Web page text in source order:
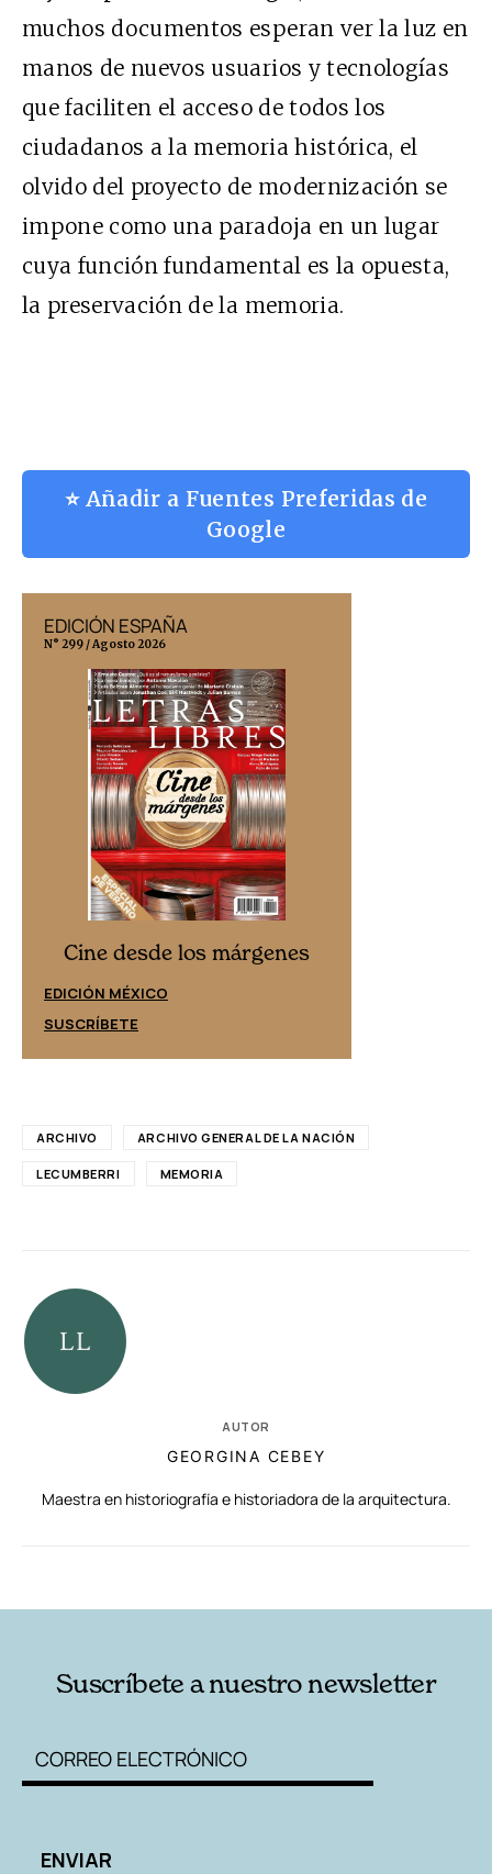
muchos documentos esperan ver la luz en
manos de nuevos usuarios y tecnologías
que faciliten el acceso de todos los
ciudadanos a la memoria histórica, el
olvido del proyecto de modernización se
impone como una paradoja en un lugar
cuya función fundamental es la opuesta,
la preservación de la memoria.
⭐ Añadir a Fuentes Preferidas de
Google
EDICIÓN ESPAÑA
N° 299 / Agosto 2026
Cine desde los márgenes
EDICIÓN MÉXICO
SUSCRÍBETE
ARCHIVO ARCHIVO GENERAL DE LA NACIÓN
LECUMBERRI MEMORIA
AUTOR
GEORGINA CEBEY
Maestra en historiografía e historiadora de la arquitectura.
Suscríbete a nuestro newsletter